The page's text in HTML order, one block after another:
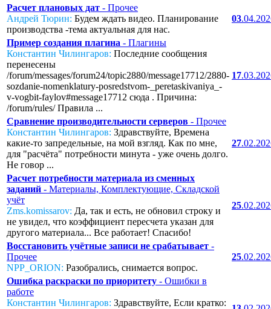
Расчет плановых дат - Прочее
Андрей Тюрин: Будем ждать видео. Планирование
производства -тема актуальная для нас.
03
Пример создания плагина - Плагины
Константин Чилингаров: Последние сообщения
перенесены
/forum/messages/forum24/topic2880/message17712/2880-
sozdanie-nomenklatury-posredstvom-_peretaskivaniya_-
v-vogbit-faylov#message17712 сюда . Причина:
/forum/rules/ Правила ...
17
Сравнение производительности серверов - Прочее
Константин Чилингаров: Здравствуйте, Времена
какие-то запредельные, на мой взгляд. Как по мне,
для "расчёта" потребности минута - уже очень долго.
Не говор ...
27
Расчет потребности материала из сменных
заданий - Материалы, Комплектующие, Складской
учёт
Zms.komissarov: Да, так и есть, не обновил строку и
не увидел, что коэффициент пересчета указан для
другого материала... Все работает! Спасибо!
25
Восстановить учётные записи не срабатывает -
Прочее
NPP_ORION: Разобрались, снимается вопрос.
25
Ошибка раскраски по приоритету - Ошибки в
работе
Константин Чилингаров: Здравствуйте, Если кратко: